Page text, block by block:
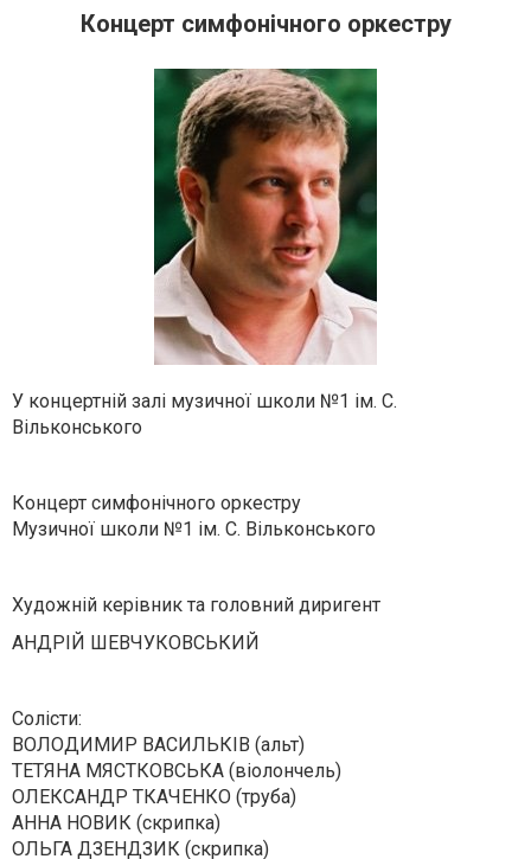
Концерт симфонічного оркестру
У концертній залі музичної школи №1 ім. С.
Вільконського
Концерт симфонічного оркестру
Музичної школи №1 ім. С. Вільконського
Художній керівник та головний диригент
АНДРІЙ ШЕВЧУКОВСЬКИЙ
Солісти:
ВОЛОДИМИР ВАСИЛЬКІВ (альт)
ТЕТЯНА МЯСТКОВСЬКА (віолончель)
ОЛЕКСАНДР ТКАЧЕНКО (труба)
АННА НОВИК (скрипка)
ОЛЬГА ДЗЕНДЗИК (скрипка)